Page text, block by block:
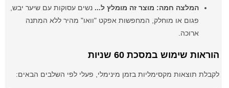
המלצה חמה: מוצר זה מומלץ ל... נשים עסוקות עם שיער יבש,
פגום או מוחלק, המחפשות אפקט "וואו" מהיר ללא המתנה
ארוכה.
הוראות שימוש במסכת 60 שניות
לקבלת תוצאות מקסימליות בזמן מינימלי, פעלי לפי השלבים הבאים: